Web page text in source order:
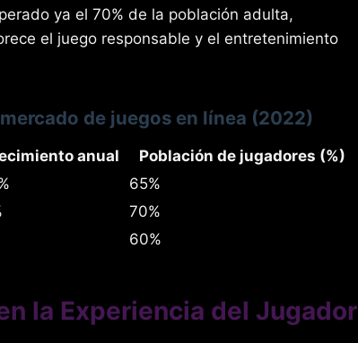
ya el 70% de la población adulta,
el juego responsable y el entretenimiento
de juegos en línea (2022)
anual
Población de jugadores (%)
65%
70%
60%
la Experiencia del Jugador